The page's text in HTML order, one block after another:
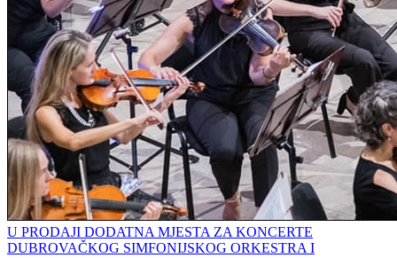
U PRODAJI DODATNA MJESTA ZA KONCERTE
DUBROVAČKOG SIMFONIJSKOG ORKESTRA I